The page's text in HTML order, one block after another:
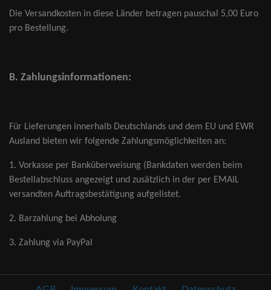
Die Versandkosten in diese Länder betragen pauschal 5,00 Euro
pro Bestellung.
B. Zahlungsinformationen:
Für Lieferungen innerhalb Deutschlands und dem EU und EWR
Ausland bieten wir folgende Zahlungsmöglichkeiten an:
1. Vorkasse per Banküberweisung (Bankdaten werden beim
Bestellabschluss angezeigt und zusätzlich in der per EMAIL
versandten Auftragsbestätigung aufgelistet.
2. Barzahlung bei Abholung
3. Zahlung via PayPal